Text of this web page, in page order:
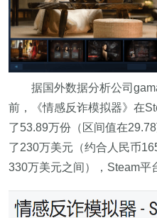
据国外数据分析公司
前，《情感反诈模拟器》在
了53.89万份（区间值在
了230万美元（约合人民币
330万美元之间），Steam平